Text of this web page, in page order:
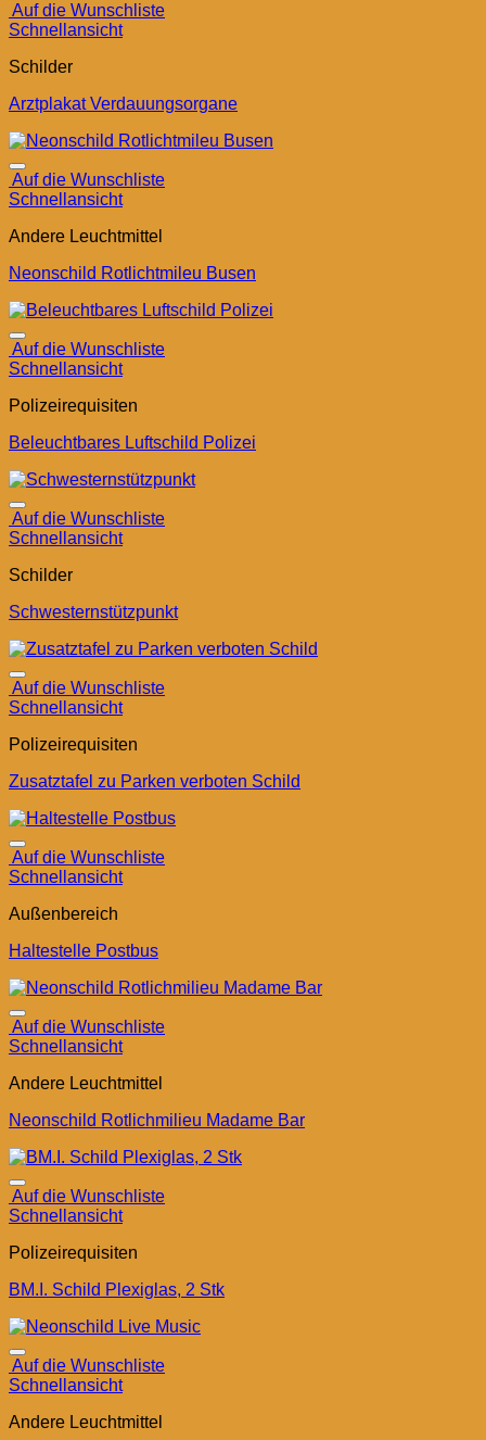
Auf die Wunschliste
Schnellansicht
Schilder
Arztplakat Verdauungsorgane
Auf die Wunschliste
Schnellansicht
Andere Leuchtmittel
Neonschild Rotlichtmileu Busen
Auf die Wunschliste
Schnellansicht
Polizeirequisiten
Beleuchtbares Luftschild Polizei
Auf die Wunschliste
Schnellansicht
Schilder
Schwesternstützpunkt
Auf die Wunschliste
Schnellansicht
Polizeirequisiten
Zusatztafel zu Parken verboten Schild
Auf die Wunschliste
Schnellansicht
Außenbereich
Haltestelle Postbus
Auf die Wunschliste
Schnellansicht
Andere Leuchtmittel
Neonschild Rotlichmilieu Madame Bar
Auf die Wunschliste
Schnellansicht
Polizeirequisiten
BM.I. Schild Plexiglas, 2 Stk
Auf die Wunschliste
Schnellansicht
Andere Leuchtmittel